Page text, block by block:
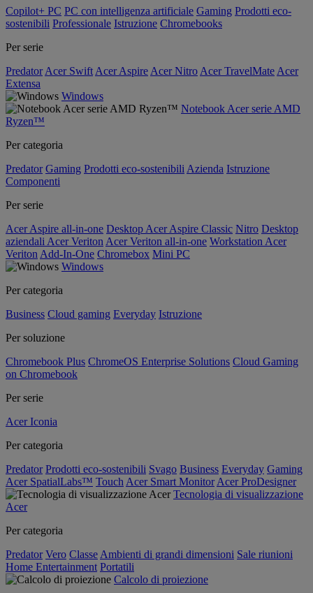
Copilot+ PC PC con intelligenza artificiale Gaming Prodotti eco-
sostenibili Professionale Istruzione Chromebooks
Per serie
Predator Acer Swift Acer Aspire Acer Nitro Acer TravelMate Acer
Extensa
Windows
Notebook Acer serie AMD
Ryzen™
Per categoria
Predator Gaming Prodotti eco-sostenibili Azienda Istruzione
Componenti
Per serie
Acer Aspire all-in-one Desktop Acer Aspire Classic Nitro Desktop
aziendali Acer Veriton Acer Veriton all-in-one Workstation Acer
Veriton Add-In-One Chromebox Mini PC
Windows
Per categoria
Business Cloud gaming Everyday Istruzione
Per soluzione
Chromebook Plus ChromeOS Enterprise Solutions Cloud Gaming
on Chromebook
Per serie
Acer Iconia
Per categoria
Predator Prodotti eco-sostenibili Svago Business Everyday Gaming
Acer SpatialLabs™ Touch Acer Smart Monitor Acer ProDesigner
Tecnologia di visualizzazione
Acer
Per categoria
Predator Vero Classe Ambienti di grandi dimensioni Sale riunioni
Home Entertainment Portatili
Calcolo di proiezione